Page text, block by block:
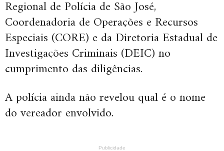
Regional de Polícia de São José,
Coordenadoria de Operações e Recursos
Especiais (CORE) e da Diretoria Estadual de
Investigações Criminais (DEIC) no
cumprimento das diligências.
A polícia ainda não revelou qual é o nome
do vereador envolvido.
Publicidade